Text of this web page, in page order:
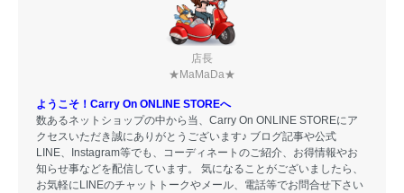
店長
★MaMaDa★
ようこそ！Carry On ONLINE STOREへ
数あるネットショップの中から当、Carry On ONLINE STOREにア
クセスいただき誠にありがとうございます♪ ブログ記事や公式
LINE、Instagram等でも、コーディネートのご紹介、お得情報やお
知らせ事などを配信しています。 気になることがございましたら、
お気軽にLINEのチャットトークやメール、電話等でお問合せ下さい